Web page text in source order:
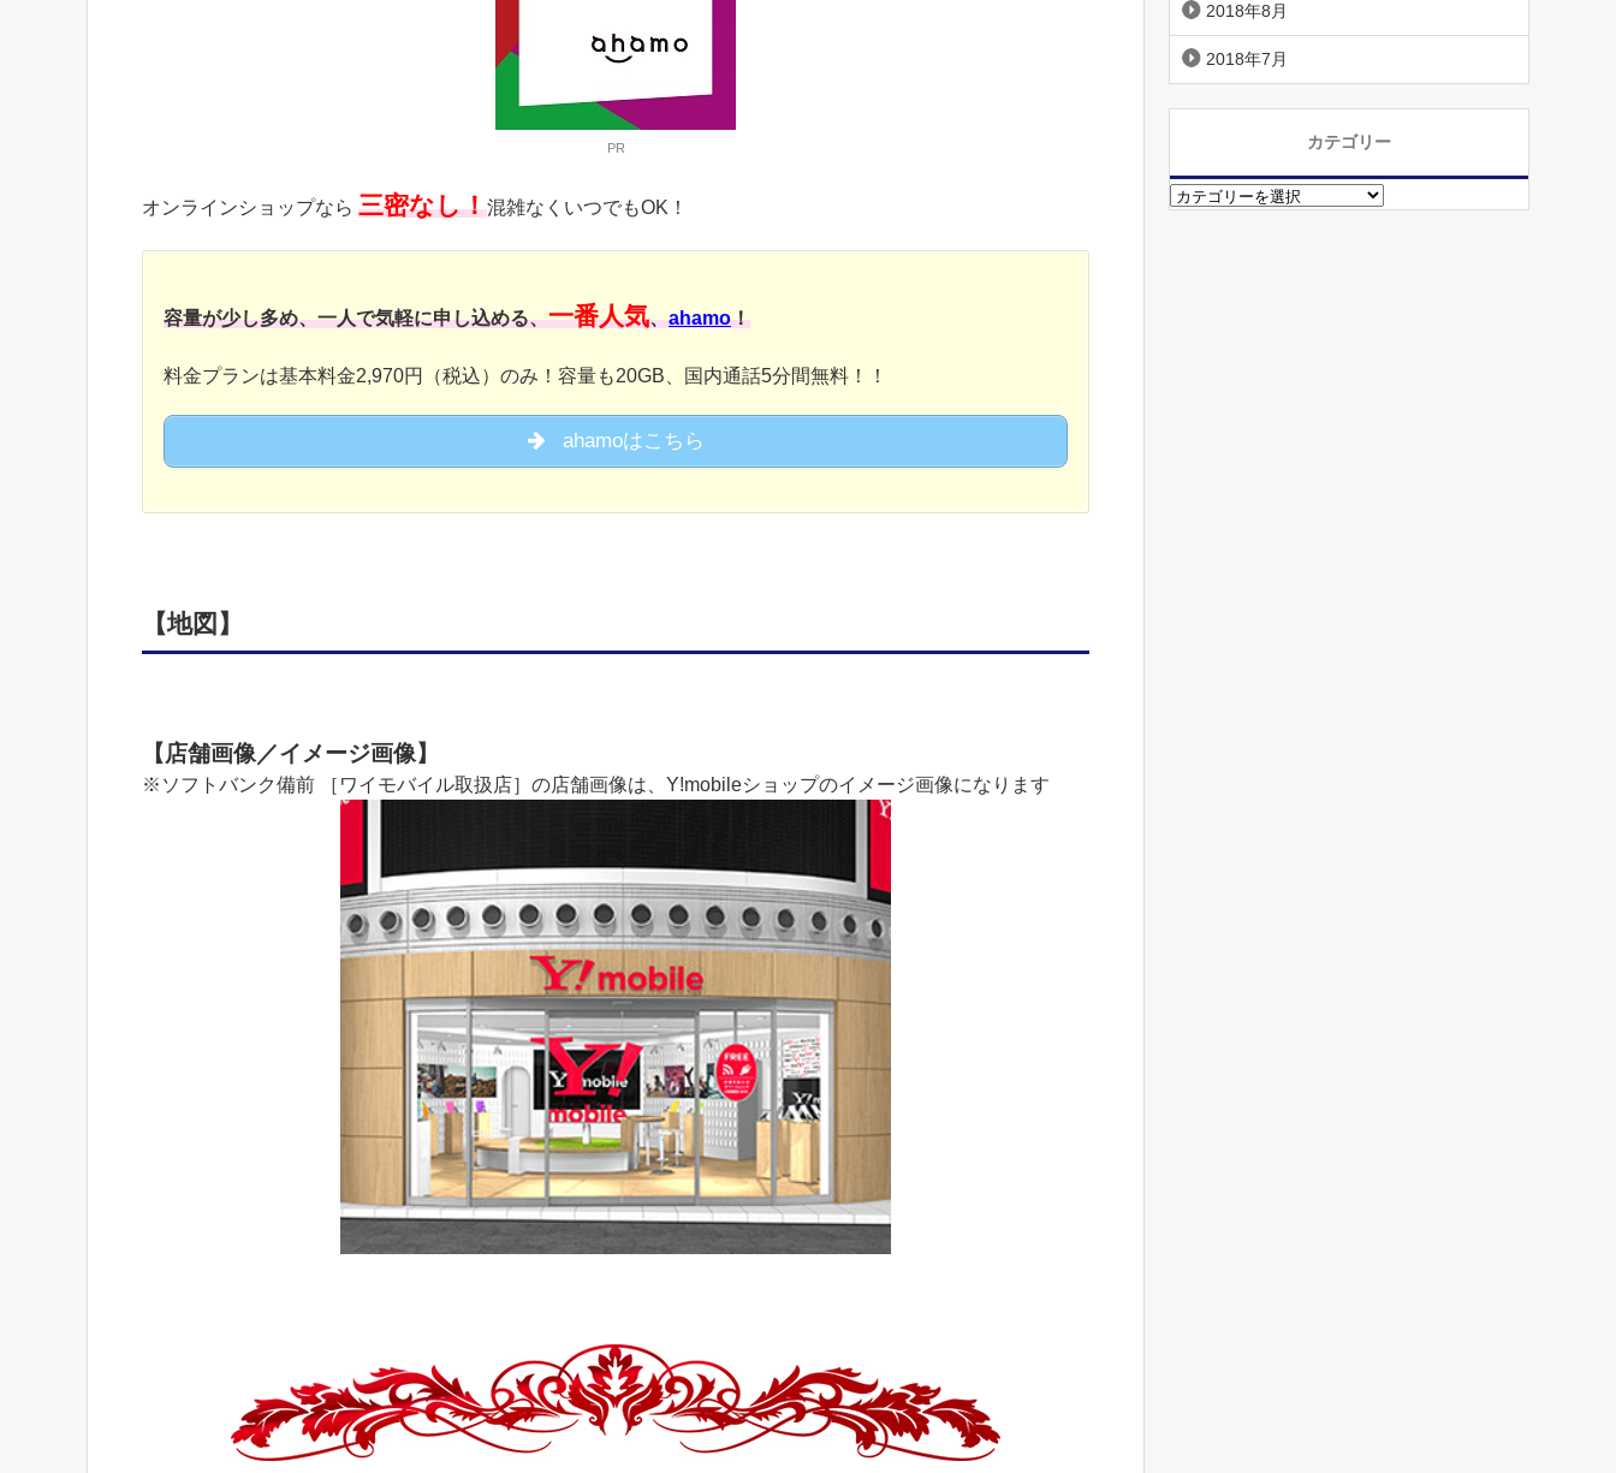
PR
オンラインショップなら 三密なし！混雑なくいつでもOK！
容量が少し多め、一人で気軽に申し込める、一番人気、ahamo！
料金プランは基本料金2,970円（税込）のみ！容量も20GB、国内通話5分間無料！！
ahamoはこちら
【地図】
【店舗画像／イメージ画像】
※ソフトバンク備前 ［ワイモバイル取扱店］の店舗画像は、Y!mobileショップのイメージ画像になります
2018年8月
2018年7月
カテゴリー
カ